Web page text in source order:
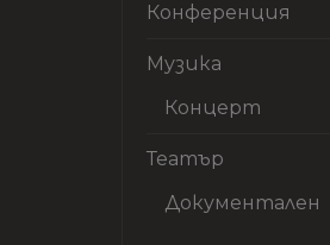
Конференция
Музика
Концерт
Театър
Документален